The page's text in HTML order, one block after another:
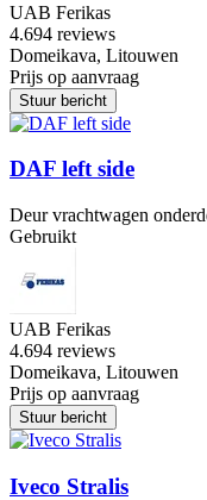
UAB Ferikas
4.694 reviews
Domeikava, Litouwen
Prijs op aanvraag
Stuur bericht
DAF left side
Deur vrachtwagen
Gebruikt
UAB Ferikas
4.694 reviews
Domeikava, Litouwen
Prijs op aanvraag
Stuur bericht
Iveco Stralis